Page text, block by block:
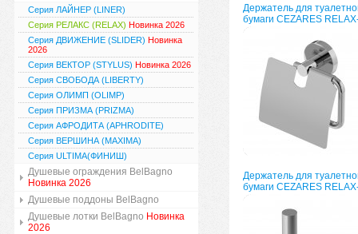
Серия ЛАЙНЕР (LINER)
Серия РЕЛАКС (RELAX) Новинка 2026
Серия ДВИЖЕНИЕ (SLIDER) Новинка
2026
Серия ВЕКТОР (STYLUS) Новинка 2026
Серия СВОБОДА (LIBERTY)
Серия ОЛИМП (OLIMP)
Серия ПРИЗМА (PRIZMA)
Серия АФРОДИТА (APHRODITE)
Серия ВЕРШИНА (MAXIMA)
Серия ULTIMA(ФИНИШ)
Душевые ограждения BelBagno
Новинка 2026
Душевые поддоны BelBagno
Душевые лотки BelBagno Новинка
2026
Держатель для
бумаги CEZARES
Держатель для
бумаги CEZARES